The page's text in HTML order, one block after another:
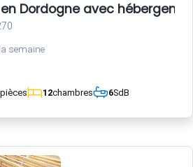
Dordogne avec
la semaine
pièces 12chambres 6SdB